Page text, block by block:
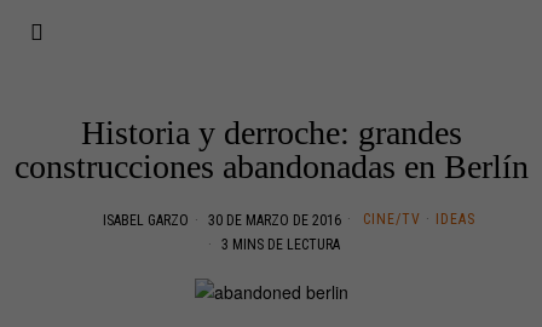
Historia y derroche: grandes
construcciones abandonadas en Berlín
ISABEL GARZO 30 DE MARZO DE 2016 CINE/TV ·
IDEAS
3 MINS DE LECTURA